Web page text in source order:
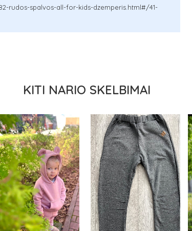
rudos-spalvos-all-for-kids-dzemperis.html#/41-
KITI NARIO SKELBIMAI